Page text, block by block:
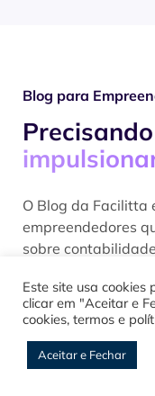
Blog para
O Blog da Facilitta
empreendedores
sobre
Este site usa cookies
clicar em "Aceitar e
cookies, termos e
Aceitar e Fechar